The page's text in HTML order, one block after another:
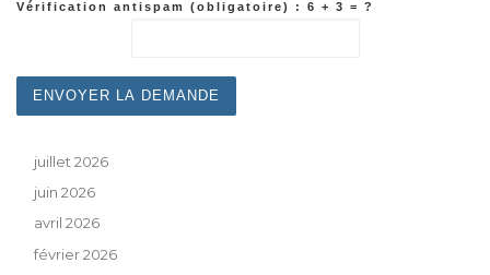
Vérification antispam (obligatoire) : 6 + 3 = ?
juillet 2026
juin 2026
avril 2026
février 2026